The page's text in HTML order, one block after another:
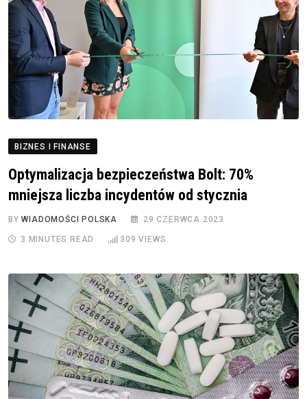
BIZNES I FINANSE
Optymalizacja bezpieczeństwa Bolt: 70%
mniejsza liczba incydentów od stycznia
BYWIADOMOŚCI POLSKA 29 CZERWCA 2023
3 MINUTES READ 309 VIEWS